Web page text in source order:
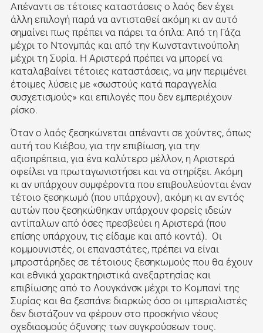
Απέναντι σε τέτοιες καταστάσεις ο λαός δεν έχει
άλλη επιλογή παρά να αντισταθεί ακόμη κι αν αυτό
σημαίνει πως πρέπει να πάρει τα όπλα: Από τη Γάζα
μέχρι το Ντονμπάς και από την Κωνσταντινούπολη
μέχρι τη Συρία. Η Αριστερά πρέπει να μπορεί να
καταλαβαίνει τέτοιες καταστάσεις, να μην περιμένει
έτοιμες λύσεις με «σωστούς κατά παραγγελία
συσχετισμούς» και επιλογές που δεν εμπεριέχουν
ρίσκο.
Όταν ο λαός ξεσηκώνεται απέναντι σε χούντες, όπως
αυτή του Κιέβου, για την επιβίωση, για την
αξιοπρέπεια, για ένα καλύτερο μέλλον, η Αριστερά
οφείλει να πρωταγωνιστήσει και να στηρίξει. Ακόμη
κι αν υπάρχουν συμφέροντα που επιβουλεύονται έναν
τέτοιο ξεσηκωμό (που υπάρχουν), ακόμη κι αν εντός
αυτών που ξεσηκώθηκαν υπάρχουν φορείς ιδεών
αντίπαλων από όσες πρεσβεύει η Αριστερά (που
επίσης υπάρχουν, τις είδαμε και από κοντά). Οι
κομμουνιστές, οι επαναστάτες, πρέπει να είναι
μπροστάρηδες σε τέτοιους ξεσηκωμούς που θα έχουν
και εθνικά χαρακτηριστικά ανεξαρτησίας και
επιβίωσης από το Λουγκάνσκ μέχρι το Κομπανί της
Συρίας και θα ξεσπάνε διαρκώς όσο οι ιμπεριαλιστές
δεν διστάζουν να φέρουν στο προσκήνιο νέους
σχεδιασμούς όξυνσης των συγκρούσεων τους.